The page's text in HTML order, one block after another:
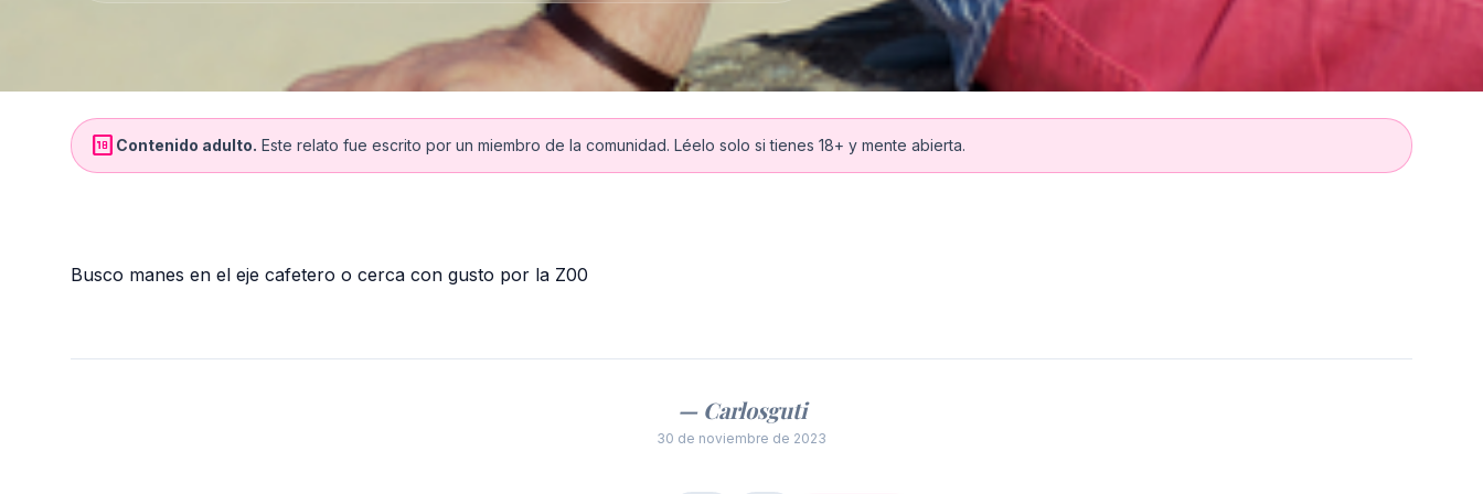
18_up_rating Contenido adulto. Este relato fue escrito por un miembro de la comunidad. Léelo solo si tienes 18+ y mente abierta.
Busco manes en el eje cafetero o cerca con gusto por la Z00
— Carlosguti
30 de noviembre de 2023